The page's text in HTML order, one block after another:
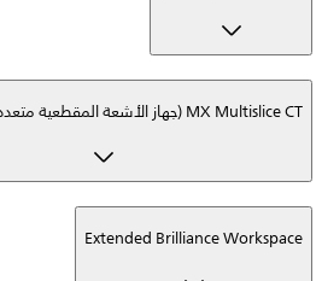
MX Multislice CT (جهاز الأشعة المقطعية متعددة الشرائح MX)
Extended Brilliance Workspace